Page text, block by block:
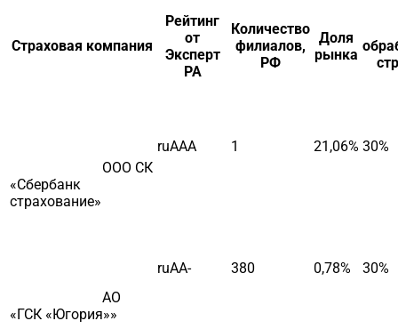
Страховая компания
Рейтинг
от
Эксперт
РА
Количество
филиалов,
РФ
Доля
рынка
ООО СК
«Сбербанк
cтрахование»
ruAAA 1 21,06% 30%
АО
«ГСК «Югория»»
ruAA- 380 0,78% 30%